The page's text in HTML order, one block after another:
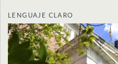
LENGUAJE CLARO